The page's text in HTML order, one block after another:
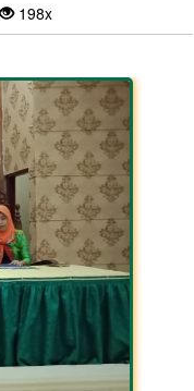
198x